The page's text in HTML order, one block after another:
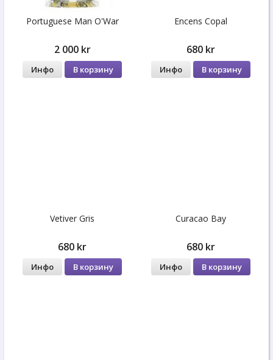
Portuguese Man O'War
2 000 kr
Инфо В корзину
Encens Copal
680 kr
Инфо В корзину
Vetiver Gris
680 kr
Инфо В корзину
Curacao Bay
680 kr
Инфо В корзину